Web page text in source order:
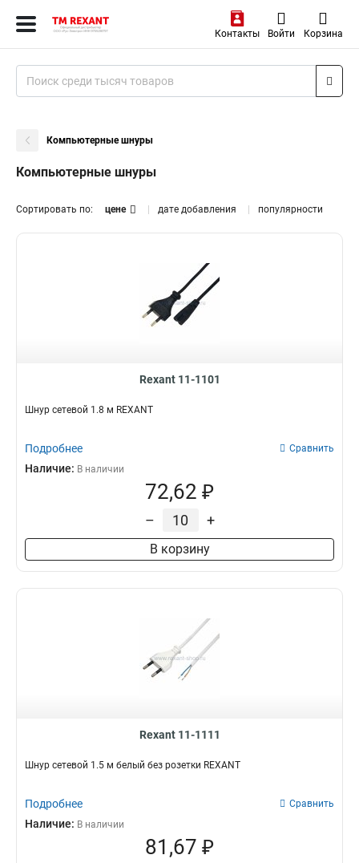
Контакты Войти Корзина
Компьютерные шнуры
Компьютерные шнуры
Сортировать по: цене дате добавления популярности
Rexant 11-1101
Шнур сетевой 1.8 м REXANT
Подробнее Сравнить
Наличие: В наличии
72,62 ₽
– +
В корзину
Rexant 11-1111
Шнур сетевой 1.5 м белый без розетки REXANT
Подробнее Сравнить
Наличие: В наличии
81,67 ₽